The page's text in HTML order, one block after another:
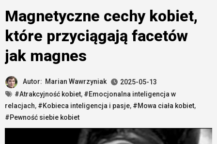
Magnetyczne cechy kobiet,
które przyciągają facetów
jak magnes
Autor: Marian Wawrzyniak
2025-05-13
#Atrakcyjność kobiet, #Emocjonalna inteligencja w
relacjach, #Kobieca inteligencja i pasje, #Mowa ciała kobiet,
#Pewność siebie kobiet